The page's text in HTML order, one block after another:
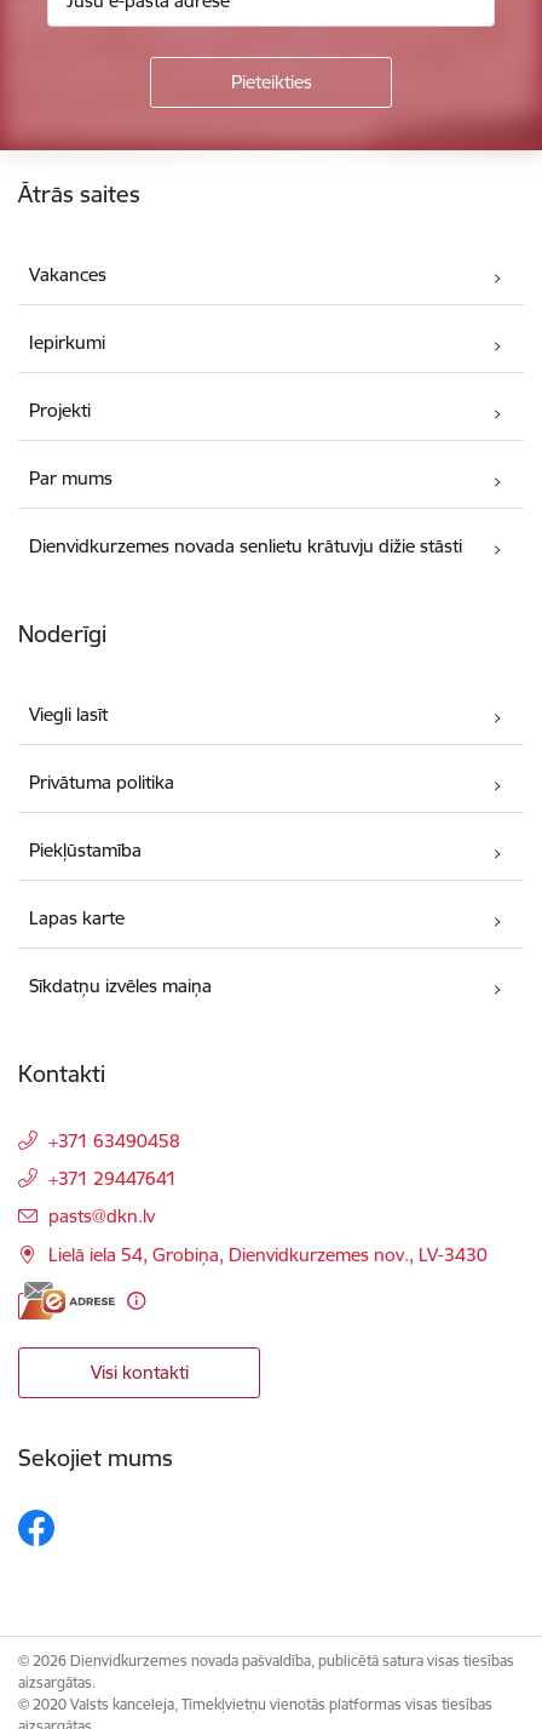
Ātrās saites
Vakances
Iepirkumi
Projekti
Par mums
Dienvidkurzemes novada senlietu krātuvju dižie stāsti
Noderīgi
Viegli lasīt
Privātuma politika
Piekļūstamība
Lapas karte
Sīkdatņu izvēles maiņa
Kontakti
+371 63490458
+371 29447641
E-pasts:
pasts@dkn.lv
Lielā iela 54, Grobiņa, Dienvidkurzemes nov., LV-3430
Visi kontakti
Sekojiet mums
© 2026 Dienvidkurzemes novada pašvaldība, publicētā satura visas tiesības
aizsargātas.
© 2020 Valsts kanceleja, Tīmekļvietņu vienotās platformas visas tiesības